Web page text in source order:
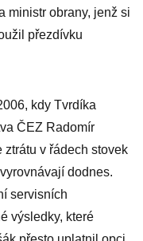
ministr obrany, jenž si
přezdívku
kdy Tvrdíka
ČEZ Radomír
v řádech stovek
dodnes.
servisních
výsledky, které